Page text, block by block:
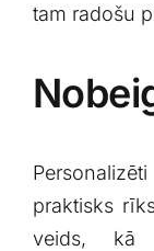
tam radošu
praktisks
veids, kā